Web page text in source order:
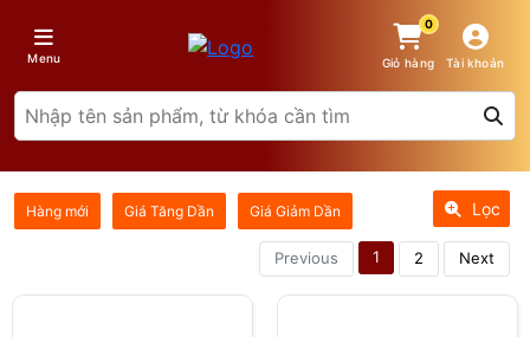
Menu
0
Giỏ hàng Tài khoản
Hàng mới Giá Tăng Dần Giá Giảm Dần Lọc
Previous 1 2 Next